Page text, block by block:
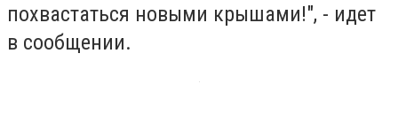
похвастаться новыми крышами!", - идет
в сообщении.